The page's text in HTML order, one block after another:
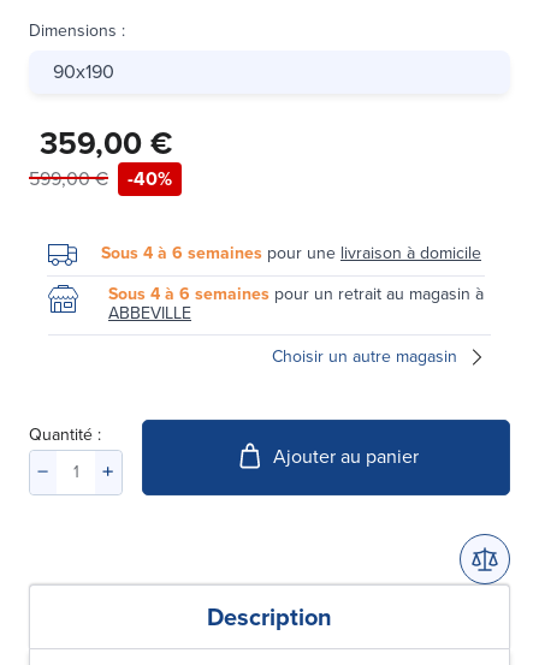
Dimensions :
90x190
359,00 €
599,00 € -40%
Sous 4 à 6 semaines pour une livraison à domicile
Sous 4 à 6 semaines pour un retrait au magasin à
ABBEVILLE
Choisir un autre magasin
Quantité :
Ajouter au panier
Description